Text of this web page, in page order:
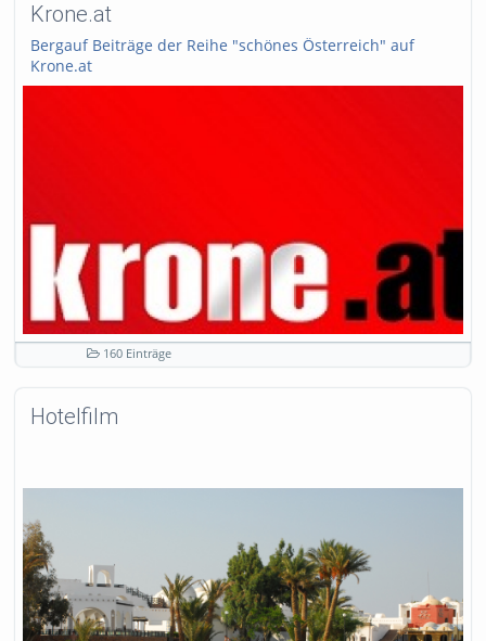
Krone.at
Bergauf Beiträge der Reihe "schönes Österreich" auf
Krone.at
www.krone.at
160 Einträge
Hotelfilm